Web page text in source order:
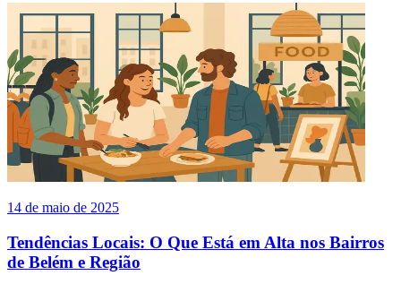
14 de maio de 2025
Tendências Locais: O Que Está em Alta nos Bairros
de Belém e Região